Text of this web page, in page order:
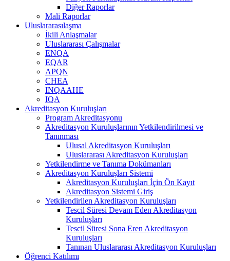
Diğer Raporlar
Mali Raporlar
Uluslararasılaşma
İkili Anlaşmalar
Uluslararası Çalışmalar
ENQA
EQAR
APQN
CHEA
INQAAHE
IQA
Akreditasyon Kuruluşları
Program Akreditasyonu
Akreditasyon Kuruluşlarının Yetkilendirilmesi ve
Tanınması
Ulusal Akreditasyon Kuruluşları
Uluslararası Akreditasyon Kuruluşları
Yetkilendirme ve Tanıma Dokümanları
Akreditasyon Kuruluşları Sistemi
Akreditasyon Kuruluşları İçin Ön Kayıt
Akreditasyon Sistemi Giriş
Yetkilendirilen Akreditasyon Kuruluşları
Tescil Süresi Devam Eden Akreditasyon
Kuruluşları
Tescil Süresi Sona Eren Akreditasyon
Kuruluşları
Tanınan Uluslararası Akreditasyon Kuruluşları
Öğrenci Katılımı